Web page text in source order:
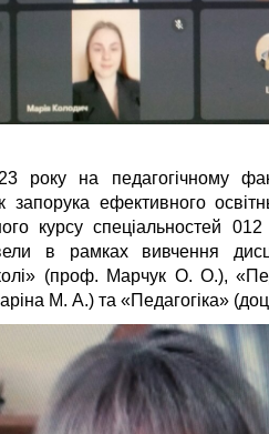
року на педагогічному
запорука ефективного
курсу спеціальностей
в рамках вивчення
(проф. Марчук О. О.),
М. А.) та «Педагогіка»